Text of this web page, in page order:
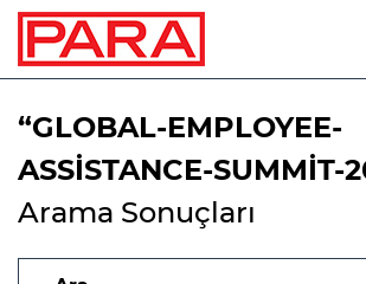
“GLOBAL-EMPLOYEE-
ASSİSTANCE-SUMMİT-
Arama Sonuçları